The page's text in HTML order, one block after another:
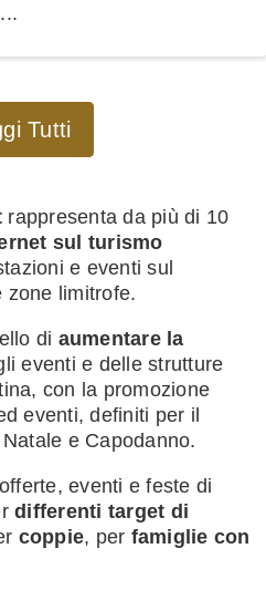
Tutti
rappresenta da più di 10
sul turismo
e eventi sul
limitrofe.
di aumentare la
eventi e delle strutture
con la promozione
eventi, definiti per il
e Capodanno.
eventi e feste di
differenti target di
coppie, per famiglie con